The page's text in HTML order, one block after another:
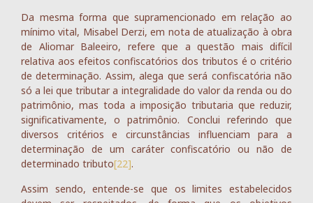
Da mesma forma que supramencionado em relação ao
mínimo vital, Misabel Derzi, em nota de atualização à obra
de Aliomar Baleeiro, refere que a questão mais difícil
relativa aos efeitos confiscatórios dos tributos é o critério
de determinação. Assim, alega que será confiscatória não
só a lei que tributar a integralidade do valor da renda ou do
patrimônio, mas toda a imposição tributaria que reduzir,
significativamente, o patrimônio. Conclui referindo que
diversos critérios e circunstâncias influenciam para a
determinação de um caráter confiscatório ou não de
determinado tributo[22].
Assim sendo, entende-se que os limites estabelecidos